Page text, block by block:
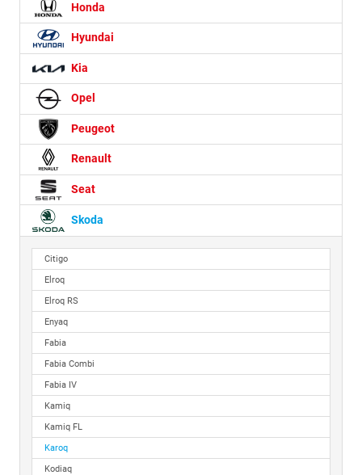
Honda
Hyundai
Kia
Opel
Peugeot
Renault
Seat
Skoda
Citigo
Elroq
Elroq RS
Enyaq
Fabia
Fabia Combi
Fabia IV
Kamiq
Kamiq FL
Karoq
Kodiaq